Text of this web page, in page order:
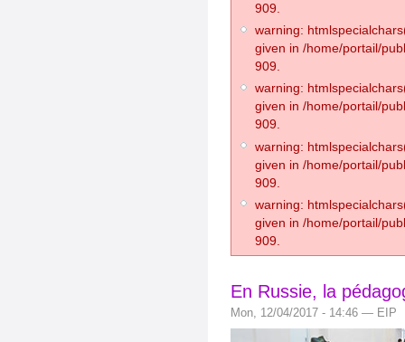
909.
warning:
given in /home/portail/
909.
warning:
given in /home/portail/
909.
warning:
given in /home/portail/
909.
warning:
given in /home/portail/
909.
En Russie, la
Mon, 12/04/2017 - 14:46 — EIP